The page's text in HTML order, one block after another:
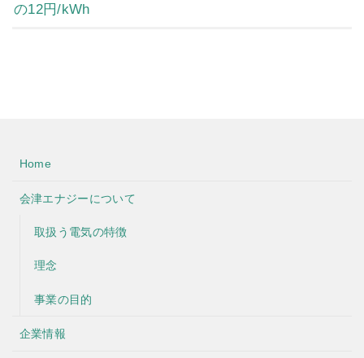
の12円/kWh
Home
会津エナジーについて
取扱う電気の特徴
理念
事業の目的
企業情報